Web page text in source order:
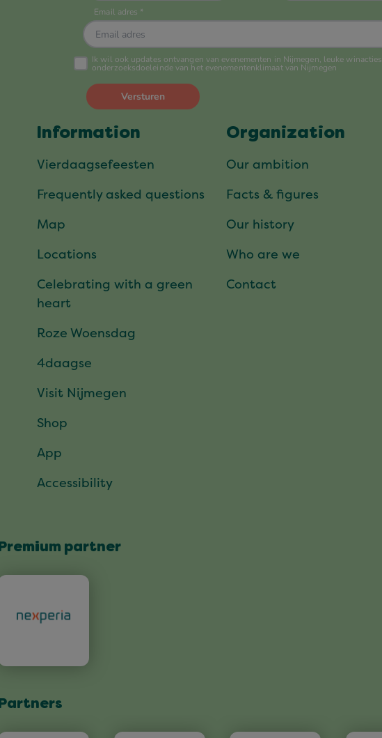
Information
Vierdaagsefeesten
Frequently asked questions
Map
Locations
Celebrating with a green
heart
Roze Woensdag
4daagse
Visit Nijmegen
Shop
App
Accessibility
Organization
Our ambition
Facts & figures
Our history
Who are we
Contact
Premium partner
Partners